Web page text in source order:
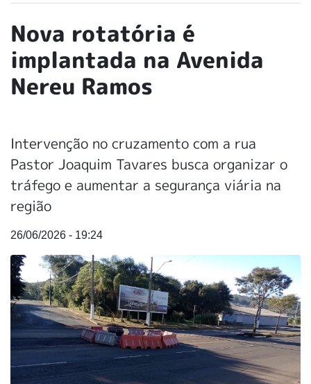
Nova rotatória é
implantada na Avenida
Nereu Ramos
Intervenção no cruzamento com a rua
Pastor Joaquim Tavares busca organizar o
tráfego e aumentar a segurança viária na
região
26/06/2026 - 19:24